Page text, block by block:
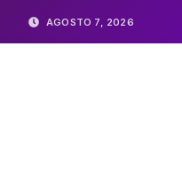
AGOSTO 7, 2026